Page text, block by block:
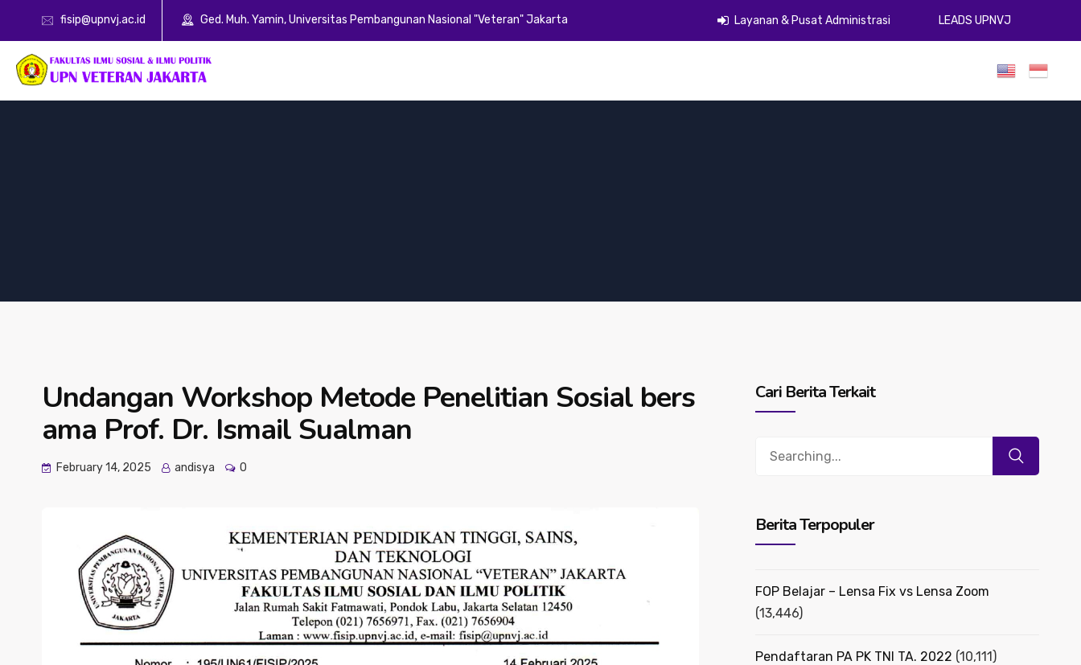
fisip@upnvj.ac.id Ged. Muh. Yamin, Universitas Pembangunan Nasional "Veteran" Jakarta Layanan & Pusat Administrasi LEADS UPNVJ
Undangan Workshop Metode Penelitian Sosial bers
ama Prof. Dr. Ismail Sualman
February 14, 2025 andisya 0
Cari Berita Terkait
Search
Berita Terpopuler
FOP Belajar – Lensa Fix vs Lensa Zoom
(13,446)
Pendaftaran PA PK TNI TA. 2022 (10,111)